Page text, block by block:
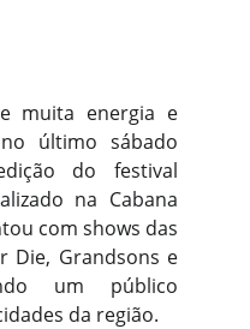
muita energia e
último sábado
do festival
na Cabana
com shows das
Die, Grandsons e
um público
da região.